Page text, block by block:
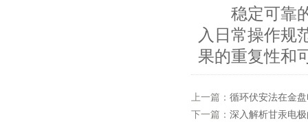
稳定可靠
入日常操作规
果的重复性和
上一篇： 循环伏安法在金
下一篇： 深入解析甘汞电